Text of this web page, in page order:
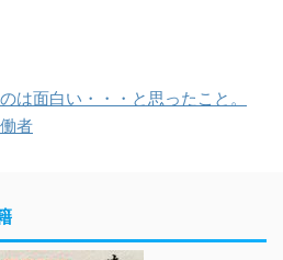
は面白い・・・と思ったこと。
者